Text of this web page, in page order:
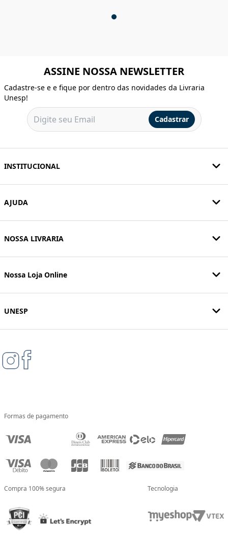
ASSINE NOSSA NEWSLETTER
Cadastre-se e e fique por dentro das novidades da Livraria
Unesp!
Cadastrar
INSTITUCIONAL
AJUDA
NOSSA LIVRARIA
Nossa Loja Online
UNESP
Formas de pagamento
Compra 100% segura Tecnologia